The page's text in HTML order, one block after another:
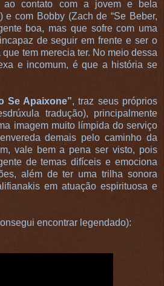
ao contato com a jovem e bela
e com Bobby (Zach de “Se Beber,
boa, mas que sofre com uma
de seguir em frente e ser o
tem merecia ter. No meio dessa
e incomum, é que a história se
Se Apaixone”, traz seus próprios
tradução), principalmente
imagem muito límpida do serviço
demais pelo caminho da
vale bem a pena ser visto, pois
de temas difíceis e emociona
além de ter uma trilha sonora
em atuação espirituosa e
encontrar legendado):